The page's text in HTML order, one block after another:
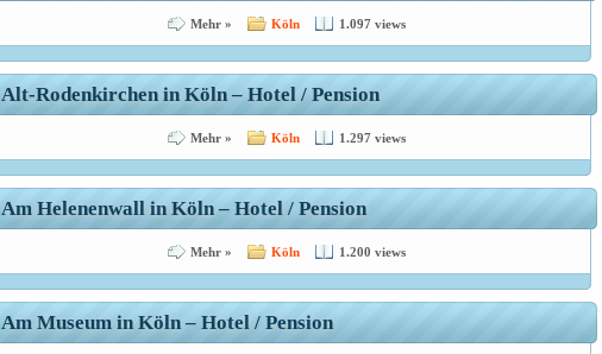
Mehr » Köln 1.097 views
Alt-Rodenkirchen in Köln – Hotel / Pension
Mehr » Köln 1.297 views
Am Helenenwall in Köln – Hotel / Pension
Mehr » Köln 1.200 views
Am Museum in Köln – Hotel / Pension